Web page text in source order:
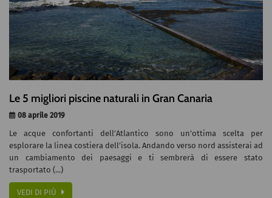
Le 5 migliori piscine naturali in Gran Canaria
08 aprile 2019
Le acque confortanti dell’Atlantico sono un’ottima scelta per
esplorare la linea costiera dell’isola. Andando verso nord assisterai ad
un cambiamento dei paesaggi e ti sembrerà di essere stato
trasportato (...)
VEDI DI PIÙ